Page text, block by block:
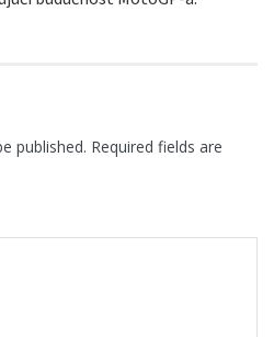
published. Required fields are